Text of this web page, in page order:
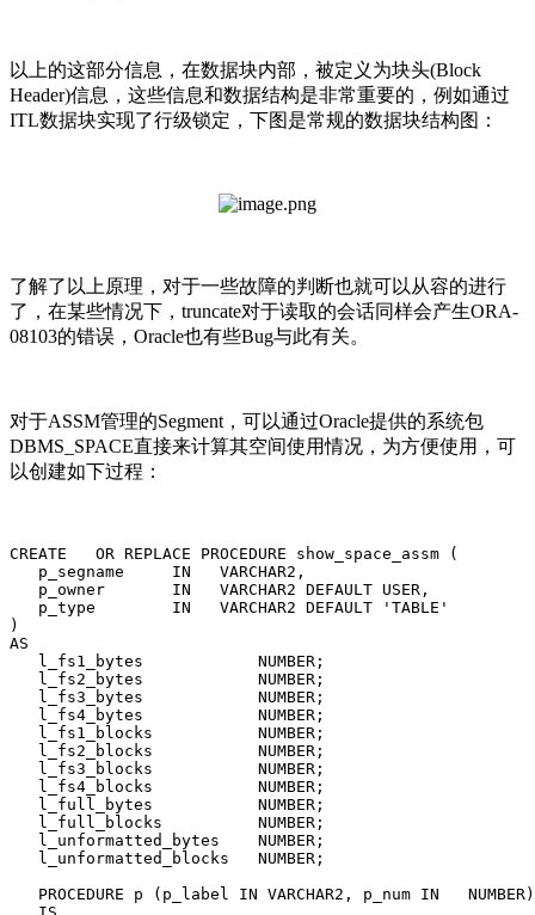
以上的这部分信息，在数据块内部，被定义为块头(Block
Header)信息，这些信息和数据结构是非常重要的，例如通过
ITL数据块实现了行级锁定，下图是常规的数据块结构图：
了解了以上原理，对于一些故障的判断也就可以从容的进行
了，在某些情况下，truncate对于读取的会话同样会产生ORA-
08103的错误，Oracle也有些Bug与此有关。
对于ASSM管理的Segment，可以通过Oracle提供的系统包
DBMS_SPACE直接来计算其空间使用情况，为方便使用，可
以创建如下过程：
CREATE   OR REPLACE PROCEDURE show_space_assm (
p_segname     IN   VARCHAR2,
p_owner       IN   VARCHAR2 DEFAULT USER,
p_type        IN   VARCHAR2 DEFAULT 'TABLE'
)
AS
l_fs1_bytes            NUMBER;
l_fs2_bytes            NUMBER;
l_fs3_bytes            NUMBER;
l_fs4_bytes            NUMBER;
l_fs1_blocks           NUMBER;
l_fs2_blocks           NUMBER;
l_fs3_blocks           NUMBER;
l_fs4_blocks           NUMBER;
l_full_bytes           NUMBER;
l_full_blocks          NUMBER;
l_unformatted_bytes    NUMBER;
l_unformatted_blocks   NUMBER;
PROCEDURE p (p_label IN VARCHAR2, p_num IN   NUMBER)